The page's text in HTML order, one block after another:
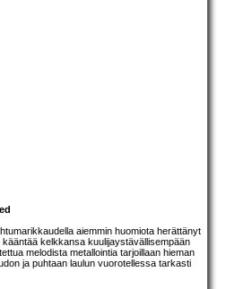
aiemmin huomiota herättänyt
kääntää kelkkansa kuulijaystävällisempään
melodista metallointia tarjoillaan hieman
ja puhtaan laulun vuorotellessa tarkasti